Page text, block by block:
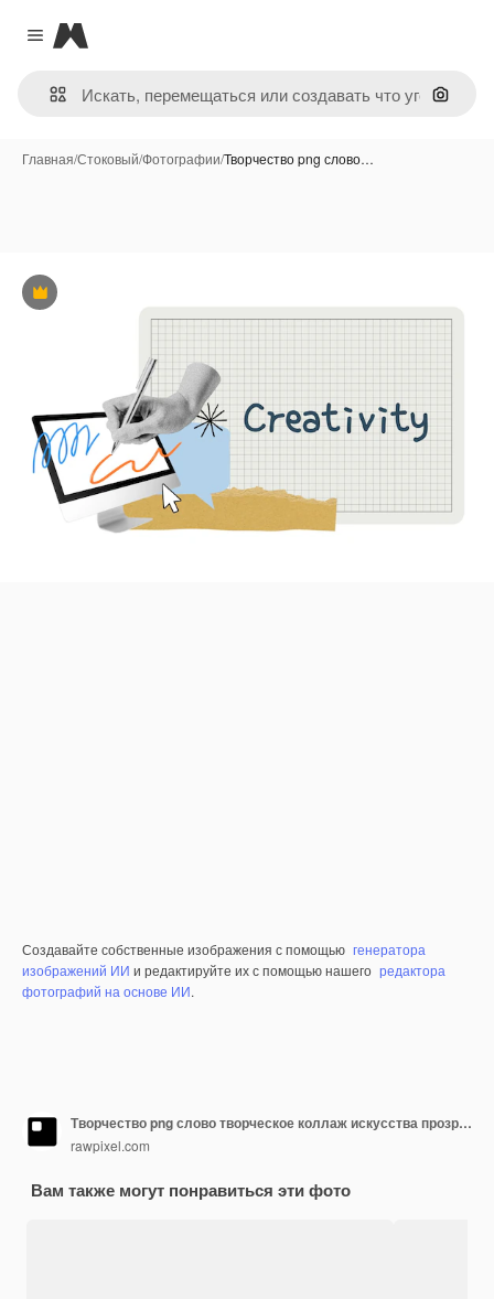
Close menu
Magnific
Поиск
Главная/Стоковый/Фотографии/Творчество png слово…
Премиум
Создавайте собственные изображения с помощью генератора
изображений ИИ и редактируйте их с помощью нашего редактора
фотографий на основе ИИ.
Творчество png слово творческое коллаж искусства прозрачный фон
rawpixel.com
Вам также могут понравиться эти фото